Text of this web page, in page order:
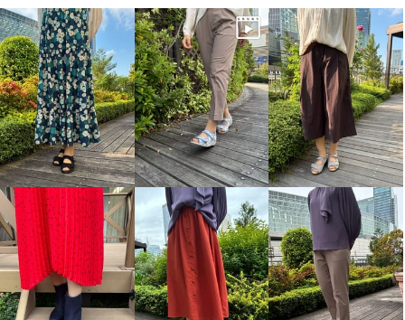
メディカルウォーク メッシュス
ニーカー ＜レディース＞
ブラック ２３．０ｃｍ
¥0
メディカルウォーク メッシュス
ニーカー ＜レディース＞
ラベンダー ２３．０ｃｍ
¥0